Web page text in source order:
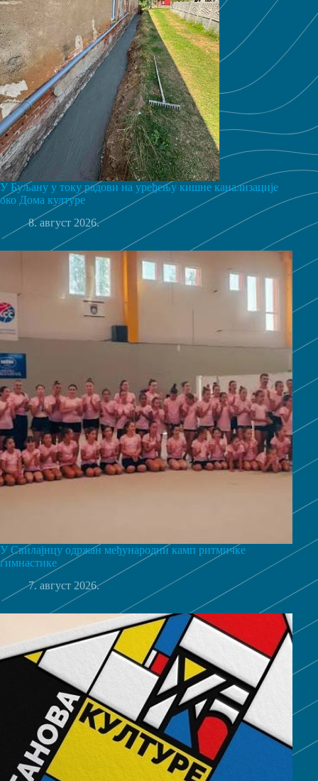
У Буљану у току радови на уређењу кишне канализације
око Дома културе
8. август 2026.
У Свилајнцу одржан међународни камп ритмичке
гимнастике
7. август 2026.